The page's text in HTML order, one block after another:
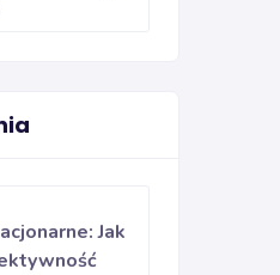
Jak